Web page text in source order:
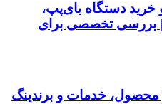
خرید دستگاه بای‌پپ،
بررسی تخصصی برای
محصول، خدمات و برندینگ